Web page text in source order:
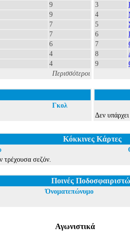
9
9
7
7
6
4
4
Περισσότεροι
3
4
5
6
7
8
9
Γκολ
Δεν
Κόκκινες Κάρτες
τρέχουσα σεζόν.
Ποινές
Όνοματεπώνυμο
Αγωνιστικά